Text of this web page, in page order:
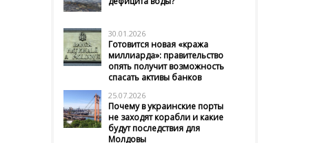
30.01.2026
Готовится новая «кража
миллиарда»: правительство
опять получит возможность
спасать активы банков
25.07.2026
Почему в украинские порты
не заходят корабли и какие
будут последствия для
Молдовы